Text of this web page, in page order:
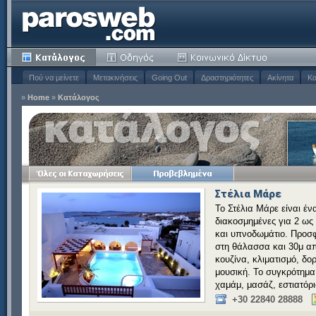
Πού να μείνετε Μετακινήσεις Going Out Δραστηριότητες Ακίνητα
» Home » Κατάλογος
Στέλια Μάρε
Το Στέλια Μάρε είναι
διακοσμημένες για 2
και υπνοδωμάτιο.
στη θάλασσα και 30μ
κουζίνα, κλιματισμό,
μουσική. Το
χαμάμ, μασάζ,
+30 22840 28888